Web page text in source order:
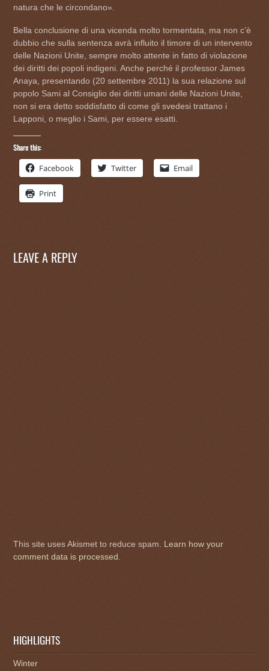
natura che le circondano».
Bella conclusione di una vicenda molto tormentata, ma non c’è
dubbio che sulla sentenza avrà influito il timore di un intervento
delle Nazioni Unite, sempre molto attente in fatto di violazione
dei diritti dei popoli indigeni. Anche perché il professor James
Anaya, presentando (20 settembre 2011) la sua relazione sul
popolo Sami al Consiglio dei diritti umani delle Nazioni Unite,
non si era detto soddisfatto di come gli svedesi trattano i
Lapponi, o meglio i Sami, per essere esatti.
Share this:
Facebook Twitter Email
Print
LEAVE A REPLY
This site uses Akismet to reduce spam. Learn how your
comment data is processed
HIGHLIGHTS
Winter